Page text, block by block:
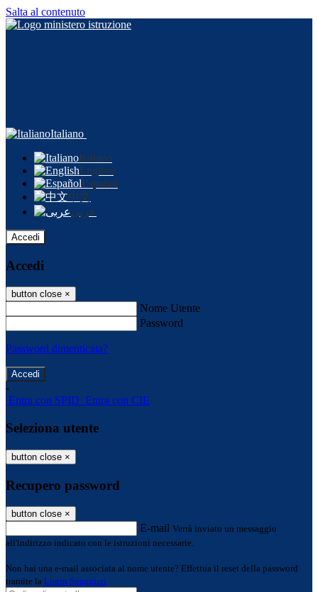
Salta al contenuto
Italiano
Italiano
English
Español
中文
عربى
Accedi
Accedi
button close ×
Nome Utente
Password
Password dimenticata?
-
Entra con SPID Entra con CIE
Seleziona utente
button close ×
Recupero password
button close ×
E-mail Verrà inviato un messaggio
all'indirizzo indicato con le istruzioni necessarie.
Non hai una e-mail associata al nome utente? Effettua il reset della password
tramite la Login Spaggiari